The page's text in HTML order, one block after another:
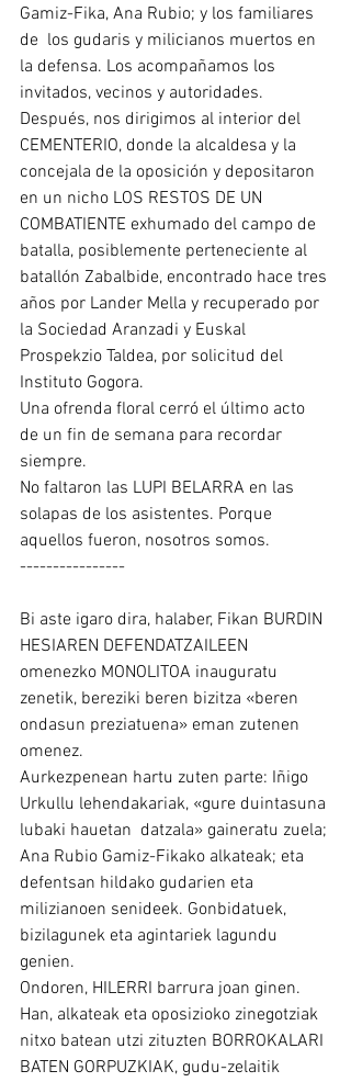
Gamiz-Fika, Ana Rubio; y los familiares
de  los gudaris y milicianos muertos en
la defensa. Los acompañamos los
invitados, vecinos y autoridades.
Después, nos dirigimos al interior del
CEMENTERIO, donde la alcaldesa y la
concejala de la oposición y depositaron
en un nicho LOS RESTOS DE UN
COMBATIENTE exhumado del campo de
batalla, posiblemente perteneciente al
batallón Zabalbide, encontrado hace tres
años por Lander Mella y recuperado por
la Sociedad Aranzadi y Euskal
Prospekzio Taldea, por solicitud del
Instituto Gogora.
Una ofrenda floral cerró el último acto
de un fin de semana para recordar
siempre.
No faltaron las LUPI BELARRA en las
solapas de los asistentes. Porque
aquellos fueron, nosotros somos.
----------------
Bi aste igaro dira, halaber, Fikan BURDIN
HESIAREN DEFENDATZAILEEN
omenezko MONOLITOA inauguratu
zenetik, bereziki beren bizitza «beren
ondasun preziatuena» eman zutenen
omenez.
Aurkezpenean hartu zuten parte: Iñigo
Urkullu lehendakariak, «gure duintasuna
lubaki hauetan  datzala» gaineratu zuela;
Ana Rubio Gamiz-Fikako alkateak; eta
defentsan hildako gudarien eta
milizianoen senideek. Gonbidatuek,
bizilagunek eta agintariek lagundu
genien.
Ondoren, HILERRI barrura joan ginen.
Han, alkateak eta oposizioko zinegotziak
nitxo batean utzi zituzten BORROKALARI
BATEN GORPUZKIAK, gudu-zelaitik